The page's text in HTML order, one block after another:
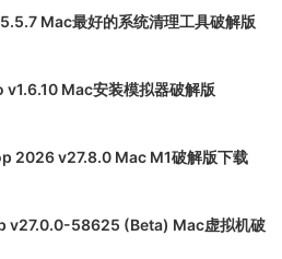
Mac最好的系统清理工具破解版
Mac安装模拟器破解版
2026 v27.8.0 Mac M1破解版下载
v27.0.0-58625 (Beta) Mac虚拟机破